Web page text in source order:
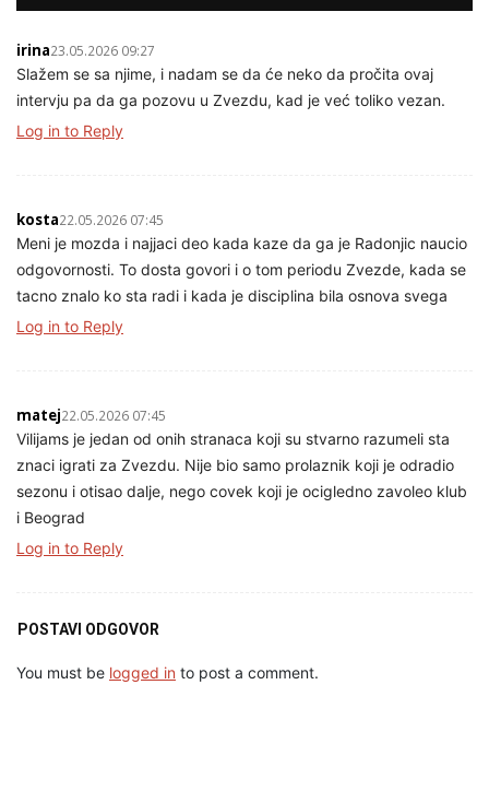
irina23.05.2026 09:27
Slažem se sa njime, i nadam se da će neko da pročita ovaj
intervju pa da ga pozovu u Zvezdu, kad je već toliko vezan.
Log in to Reply
kosta22.05.2026 07:45
Meni je mozda i najjaci deo kada kaze da ga je Radonjic naucio
odgovornosti. To dosta govori i o tom periodu Zvezde, kada se
tacno znalo ko sta radi i kada je disciplina bila osnova svega
Log in to Reply
matej22.05.2026 07:45
Vilijams je jedan od onih stranaca koji su stvarno razumeli sta
znaci igrati za Zvezdu. Nije bio samo prolaznik koji je odradio
sezonu i otisao dalje, nego covek koji je ocigledno zavoleo klub
i Beograd
Log in to Reply
POSTAVI ODGOVOR
You must be logged in to post a comment.